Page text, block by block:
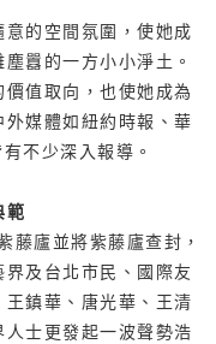
的空間氛圍，使她成
囂的一方小小淨土。
值取向，也使她成為
媒體如紐約時報、華
不少深入報導。
範
藤廬並將紫藤廬查封，
及台北市民、國際友
鎮華、唐光華、王清
士更發起一波聲勢浩